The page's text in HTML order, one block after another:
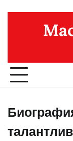
содержимому